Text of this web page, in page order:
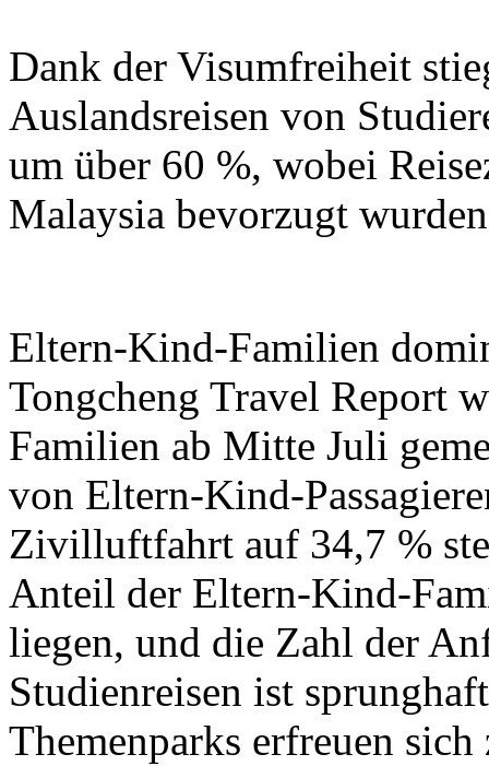
Dank der Visumfreiheit
Auslandsreisen von
um über 60 %, wobei
Malaysia bevorzugt
Eltern-Kind-Familien
Tongcheng Travel Report
Familien ab Mitte Juli
von Eltern-Kind-
Zivilluftfahrt auf 34,7 %
Anteil der Eltern-Kind-
liegen, und die Zahl der
Studienreisen ist
Themenparks erfreuen